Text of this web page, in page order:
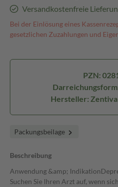
Versandkostenfreie
Bei der Einlösung eines
gesetzlichen Zuzahlungen und
PZN:
Hersteller: Zentiva
Packungsbeilage
Beschreibung
Anwendung &amp;
Suchen Sie Ihren Arzt auf, wenn